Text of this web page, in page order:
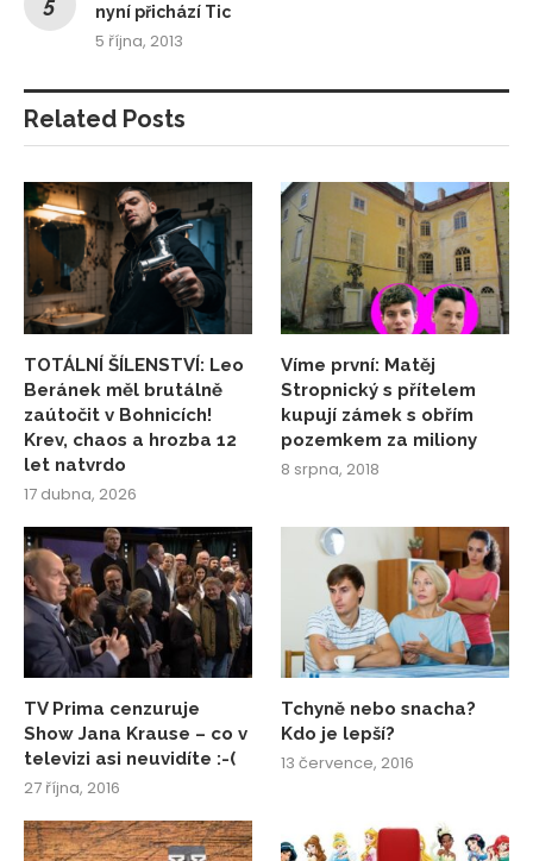
nyní přichází Tic
5 října, 2013
Related Posts
TOTÁLNÍ ŠÍLENSTVÍ: Leo
Beránek měl brutálně
zaútočit v Bohnicích!
Krev, chaos a hrozba 12
let natvrdo
17 dubna, 2026
Víme první: Matěj
Stropnický s přítelem
kupují zámek s obřím
pozemkem za miliony
8 srpna, 2018
TV Prima cenzuruje
Show Jana Krause – co v
televizi asi neuvidíte :-(
27 října, 2016
Tchyně nebo snacha?
Kdo je lepší?
13 července, 2016